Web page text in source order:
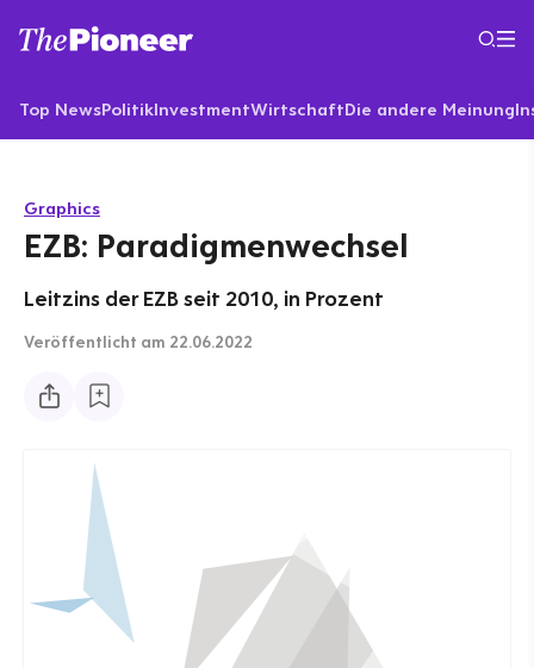
Top NewsPolitikInvestmentWirtschaftDie andere Meinung
Graphics
EZB: Paradigmenwechsel
Leitzins der EZB seit 2010, in Prozent
Veröffentlicht am 22.06.2022